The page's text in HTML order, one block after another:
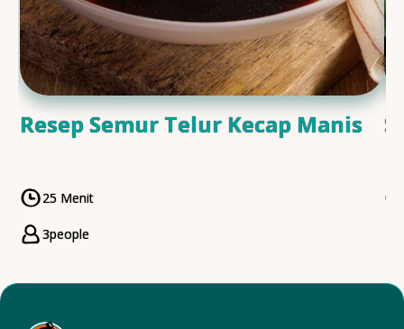
Resep Semur Telur Kecap Manis
CookingTime
25 Menit
Servings
3people